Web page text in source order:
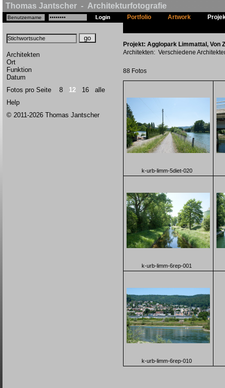
Thomas Jantscher - Architekturfotografie
Architekten
Ort
Funktion
Datum
Fotos pro Seite 8 12 16
alle
Help
© 2011-2026 Thomas Jantscher
Portfolio Artwork
Projekt: Agglopark Limmattal, Von
Architekten: Verschiedene
88 Fotos
k-urb-limm-5diet-020
k-urb-limm-6rep-001
k-urb-limm-6rep-010